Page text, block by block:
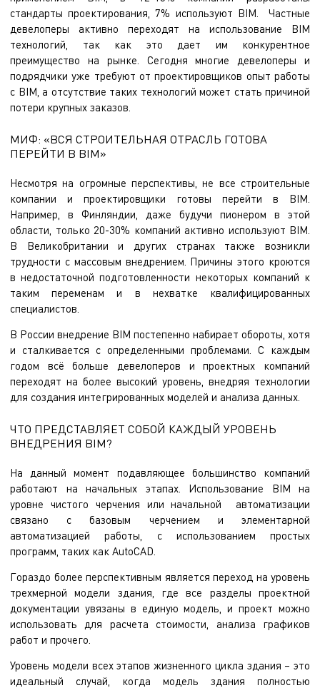
стандарты проектирования, 7% используют BIM. Частные
девелоперы активно переходят на использование BIM
технологий, так как это дает им конкурентное
преимущество на рынке. Сегодня многие девелоперы и
подрядчики уже требуют от проектировщиков опыт работы
с BIM, а отсутствие таких технологий может стать причиной
потери крупных заказов.
МИФ: «ВСЯ СТРОИТЕЛЬНАЯ ОТРАСЛЬ ГОТОВА
ПЕРЕЙТИ В BIM»
Несмотря на огромные перспективы, не все строительные
компании и проектировщики готовы перейти в BIM.
Например, в Финляндии, даже будучи пионером в этой
области, только 20-30% компаний активно используют BIM.
В Великобритании и других странах также возникли
трудности с массовым внедрением. Причины этого кроются
в недостаточной подготовленности некоторых компаний к
таким переменам и в нехватке квалифицированных
специалистов.
В России внедрение BIM постепенно набирает обороты, хотя
и сталкивается с определенными проблемами. C каждым
годом всё больше девелоперов и проектных компаний
переходят на более высокий уровень, внедряя технологии
для создания интегрированных моделей и анализа данных.
ЧТО ПРЕДСТАВЛЯЕТ СОБОЙ КАЖДЫЙ УРОВЕНЬ
ВНЕДРЕНИЯ BIM?
На данный момент подавляющее большинство компаний
работают на начальных этапах. Использование BIM на
уровне чистого черчения или начальной автоматизации
связано с базовым черчением и элементарной
автоматизацией работы, с использованием простых
программ, таких как AutoCAD.
Гораздо более перспективным является переход на уровень
трехмерной модели здания, где все разделы проектной
документации увязаны в единую модель, и проект можно
использовать для расчета стоимости, анализа графиков
работ и прочего.
Уровень модели всех этапов жизненного цикла здания – это
идеальный случай, когда модель здания полностью